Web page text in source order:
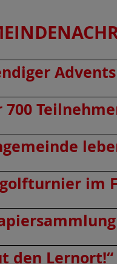
700
im
den Lernort!“